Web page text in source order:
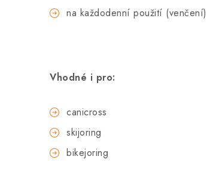
na každodenní použití (venčení)
Vhodné i pro:
canicross
skijoring
bikejoring